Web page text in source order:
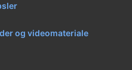
og videomateriale